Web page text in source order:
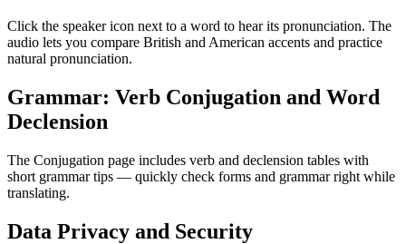
Click the speaker icon next to a word to hear its pronunciation. The
audio lets you compare British and American accents and practice
natural pronunciation.
Grammar: Verb Conjugation and Word
Declension
The Conjugation page includes verb and declension tables with
short grammar tips — quickly check forms and grammar right while
translating.
Data Privacy and Security